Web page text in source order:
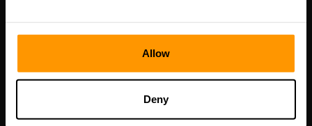
Allow
Deny